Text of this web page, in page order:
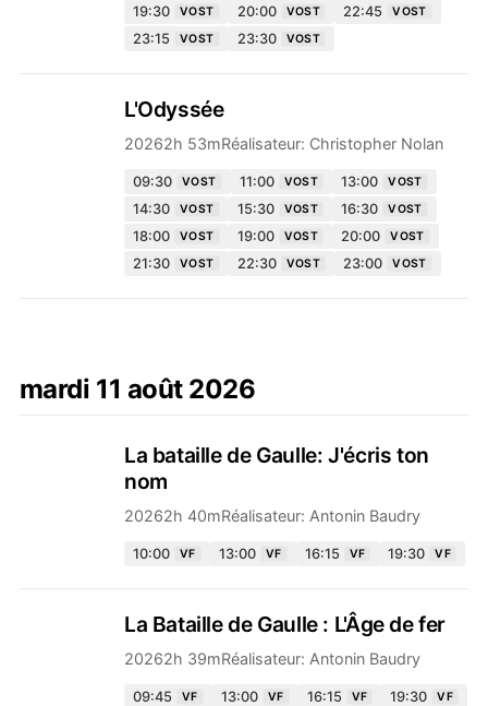
19:30 VOST 20:00 VOST 22:45 VOST
23:15 VOST 23:30 VOST
L'Odyssée
20262h 53mRéalisateur: Christopher Nolan
09:30 VOST 11:00 VOST 13:00 VOST
14:30 VOST 15:30 VOST 16:30 VOST
18:00 VOST 19:00 VOST 20:00 VOST
21:30 VOST 22:30 VOST 23:00 VOST
mardi 11 août 2026
La bataille de Gaulle: J'écris ton
nom
20262h 40mRéalisateur: Antonin Baudry
10:00 VF 13:00 VF 16:15 VF 19:30 VF
La Bataille de Gaulle : L'Âge de fer
20262h 39mRéalisateur: Antonin Baudry
09:45 VF 13:00 VF 16:15 VF 19:30 VF